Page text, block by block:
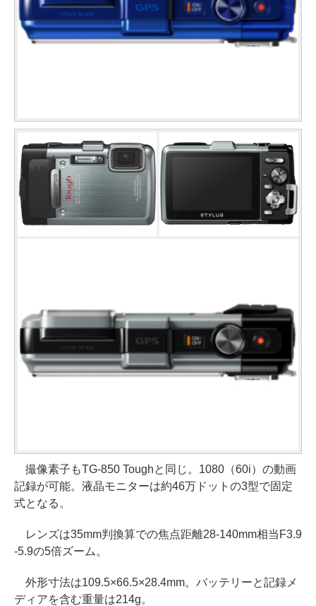
撮像素子もTG-850 Toughと同じ。1080（60i）の動画
記録が可能。液晶モニターは約46万ドットの3型で固定
式となる。
レンズは35mm判換算での焦点距離28-140mm相当F3.9
-5.9の5倍ズーム。
外形寸法は109.5×66.5×28.4mm。バッテリーと記録メ
ディアを含む重量は214g。